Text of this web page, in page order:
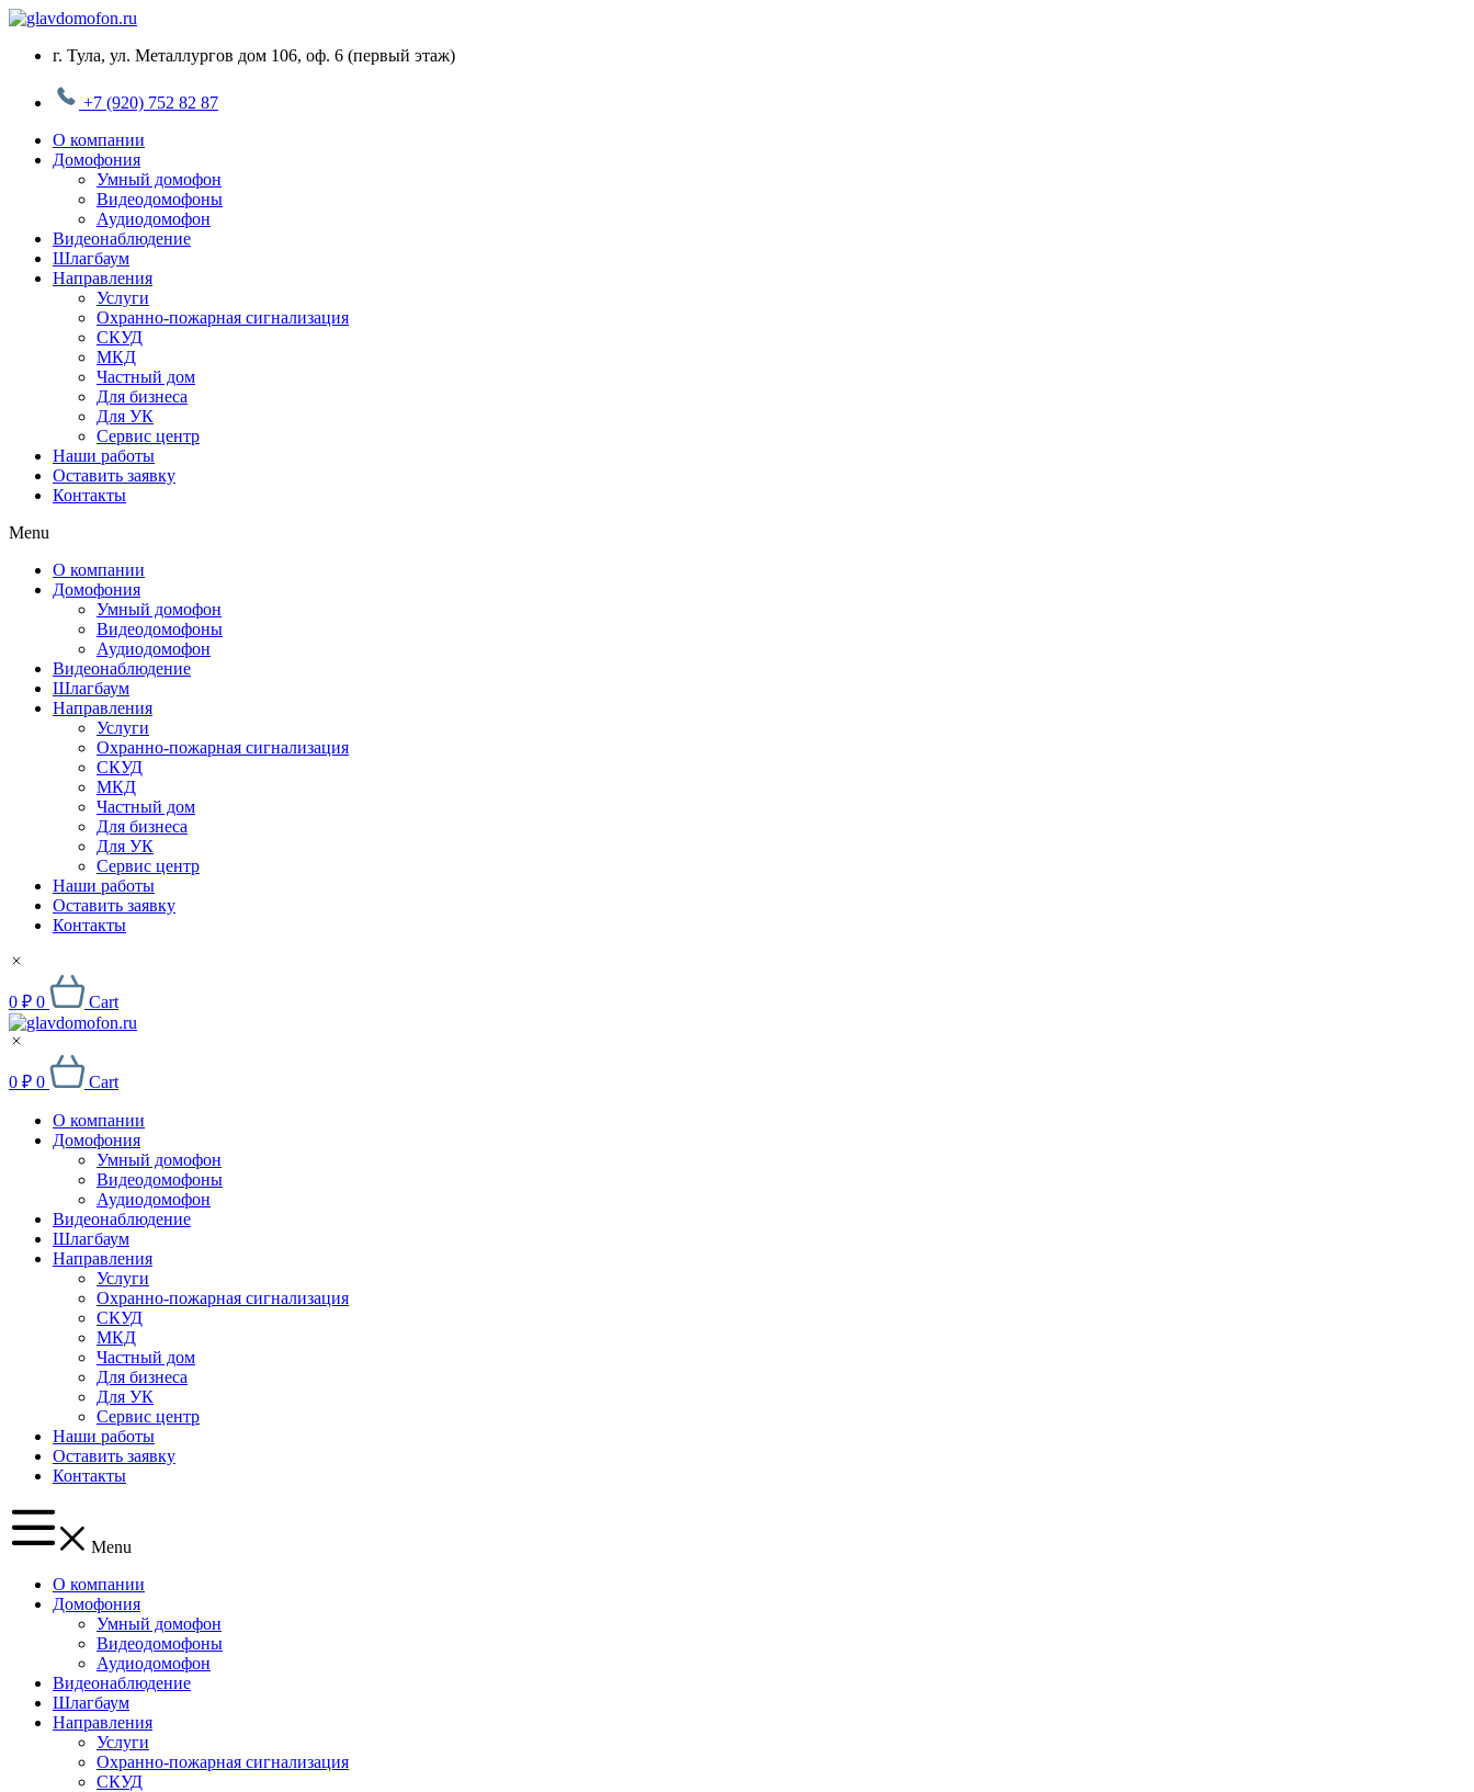
Перейти
содержимому
г. Тула, ул. Металлургов дом 106, оф. 6 (первый этаж)
+7 (920) 752 82 87
О компании
Домофония
Умный домофон
Видеодомофоны
Аудиодомофон
Видеонаблюдение
Шлагбаум
Направления
Услуги
Охранно-пожарная сигнализация
СКУД
МКД
Частный дом
Для бизнеса
Для УК
Сервис центр
Наши работы
Оставить заявку
Контакты
Menu
О компании
Домофония
Умный домофон
Видеодомофоны
Аудиодомофон
Видеонаблюдение
Шлагбаум
Направления
Услуги
Охранно-пожарная сигнализация
СКУД
МКД
Частный дом
Для бизнеса
Для УК
Сервис центр
Наши работы
Оставить заявку
Контакты
0 ₽ 0 Cart
0 ₽ 0 Cart
О компании
Домофония
Умный домофон
Видеодомофоны
Аудиодомофон
Видеонаблюдение
Шлагбаум
Направления
Услуги
Охранно-пожарная сигнализация
СКУД
МКД
Частный дом
Для бизнеса
Для УК
Сервис центр
Наши работы
Оставить заявку
Контакты
Menu
О компании
Домофония
Умный домофон
Видеодомофоны
Аудиодомофон
Видеонаблюдение
Шлагбаум
Направления
Услуги
Охранно-пожарная сигнализация
СКУД